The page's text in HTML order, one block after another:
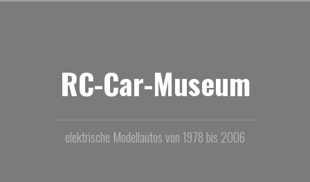
RC-Car-Museum
elektrische Modellautos von 1978 bis 2006